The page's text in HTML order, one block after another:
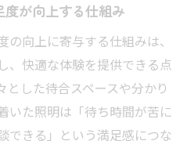
が向上する仕組み
向上に寄与する仕組みは、
、快適な体験を提供できる点
とした待合スペースや分かり
いた照明は「待ち時間が苦に
できる」という満足感につな